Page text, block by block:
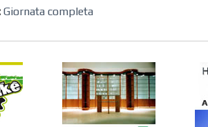
Giornata completa